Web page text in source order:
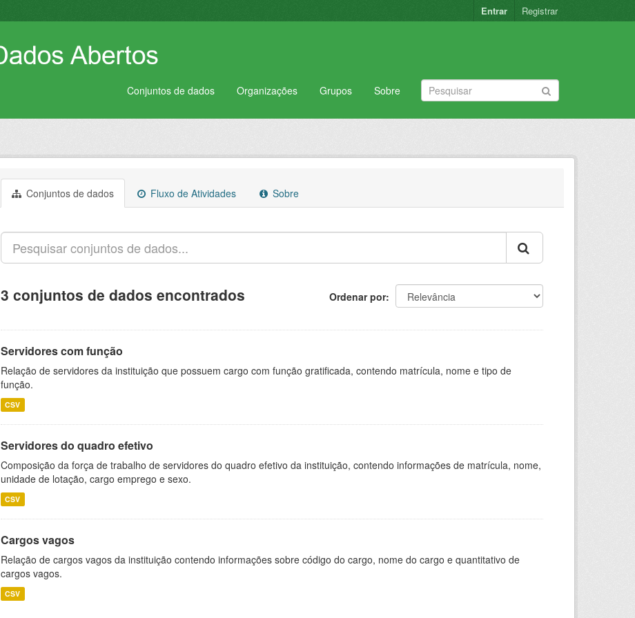
Entrar Registrar
Conjuntos de dados Organizações Grupos Sobre
Conjuntos de dados Fluxo de Atividades Sobre
Ordenar por
3 conjuntos de dados encontrados
Servidores com função
Relação de servidores da instituição que possuem cargo com função gratificada, contendo matrícula, nome e tipo de
função.
CSV
Servidores do quadro efetivo
Composição da força de trabalho de servidores do quadro efetivo da instituição, contendo informações de matrícula, nome,
unidade de lotação, cargo emprego e sexo.
CSV
Cargos vagos
Relação de cargos vagos da instituição contendo informações sobre código do cargo, nome do cargo e quantitativo de
cargos vagos.
CSV